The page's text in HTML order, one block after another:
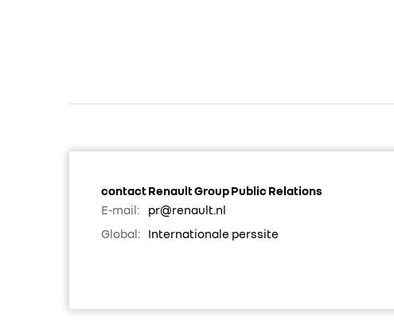
contact Renault Group Public Relations
E-mail:
pr@renault.nl
Global:
Internationale perssite